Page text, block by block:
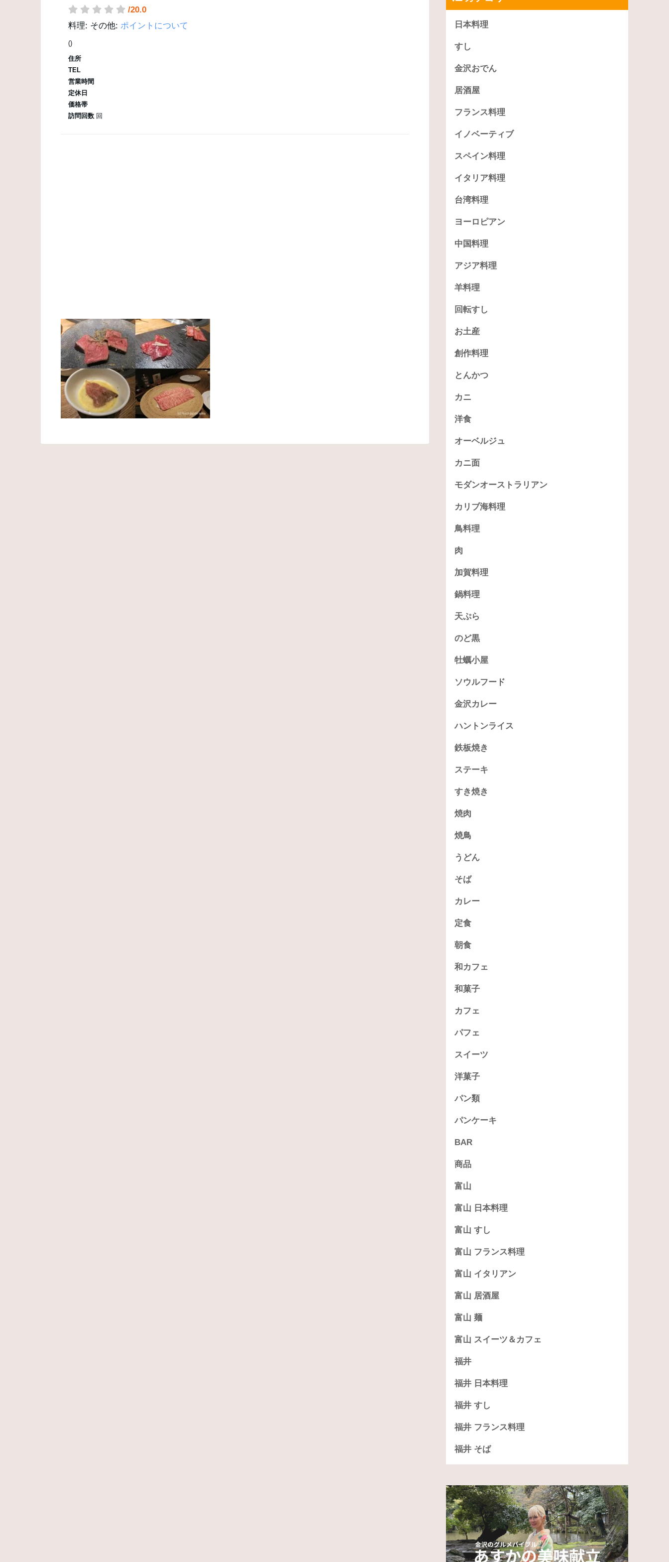
/20.0
料理: その他: ポイントについて
()
住所
TEL
営業時間
定休日
価格帯
訪問回数 回
日本料理
すし
金沢おでん
居酒屋
フランス料理
イノベーティブ
スペイン料理
イタリア料理
台湾料理
ヨーロピアン
中国料理
アジア料理
羊料理
回転すし
お土産
創作料理
とんかつ
カニ
洋食
オーベルジュ
カニ面
モダンオーストラリアン
カリブ海料理
鳥料理
肉
加賀料理
鍋料理
天ぷら
のど黒
牡蠣小屋
ソウルフード
金沢カレー
ハントンライス
鉄板焼き
ステーキ
すき焼き
焼肉
焼鳥
うどん
そば
カレー
定食
朝食
和カフェ
和菓子
カフェ
パフェ
スイーツ
洋菓子
パン類
パンケーキ
BAR
商品
富山
富山 日本料理
富山 すし
富山 フランス料理
富山 イタリアン
富山 居酒屋
富山 麺
富山 スイーツ＆カフェ
福井
福井 日本料理
福井 すし
福井 フランス料理
福井 そば